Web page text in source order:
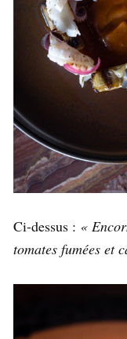
Ci-dessus : «
tomates fumées et